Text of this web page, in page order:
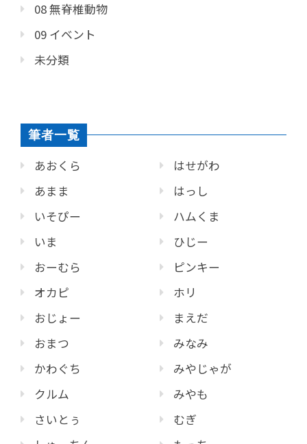
08 無脊椎動物
09 イベント
未分類
筆者一覧
あおくら
あまま
いそぴー
いま
おーむら
オカピ
おじょー
おまつ
かわぐち
クルム
さいとぅ
はせがわ
はっし
ハムくま
ひじー
ピンキー
ホリ
まえだ
みなみ
みやじゃが
みやも
むぎ